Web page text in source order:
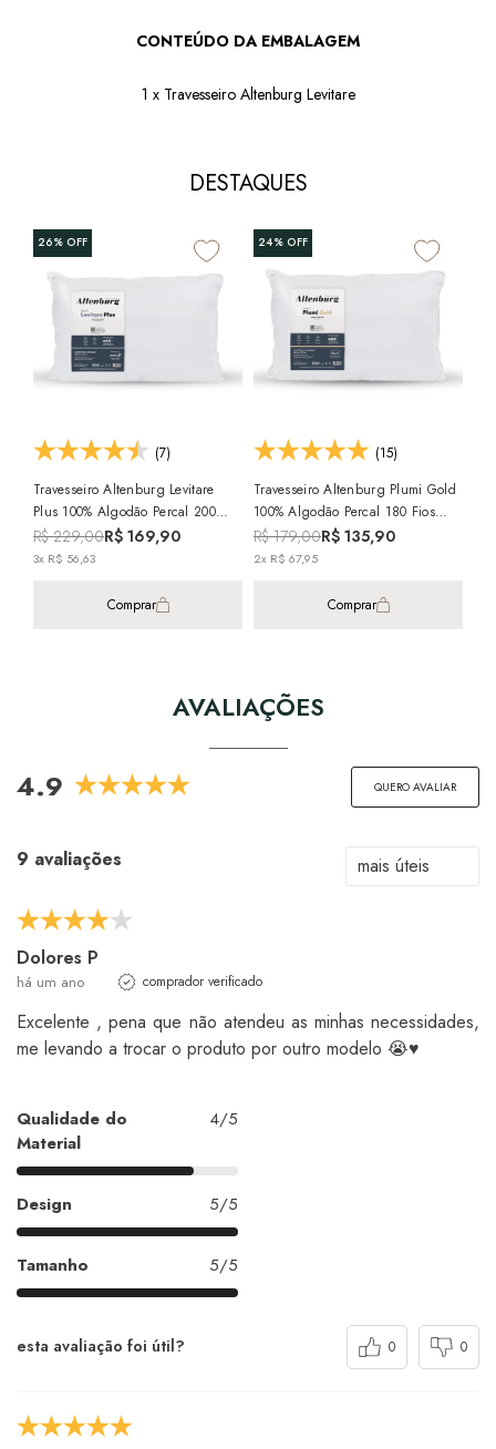
CONTEÚDO DA EMBALAGEM
1 x Travesseiro Altenburg Levitare
DESTAQUES
26%OFF
(7)
Travesseiro Altenburg Levitare
Plus 100% Algodão Percal 200
Fios Suporte Firme 50cm X 70cm
(1 Peça)
R$ 229,00R$ 169,90
3x R$ 56,63
Comprar
24%OFF
(15)
Travesseiro Altenburg Plumi Gold
100% Algodão Percal 180 Fios
Suporte Firme 50cm X 70cm (1
Peça)
R$ 179,00R$ 135,90
2x R$ 67,95
Comprar
AVALIAÇÕES
4.9 QUERO AVALIAR
9 avaliações
Dolores P
há um ano comprador verificado
Excelente , pena que não atendeu as minhas necessidades,
me levando a trocar o produto por outro modelo 😭♥️
Qualidade do
Material
4/5
Design 5/5
Tamanho 5/5
esta avaliação foi útil? 0 0